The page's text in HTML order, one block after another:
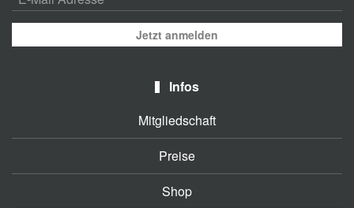
Jetzt anmelden
Infos
Mitgliedschaft
Preise
Shop